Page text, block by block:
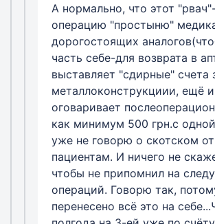
А нормально, что этот
операцию "простыню"
дорогостоящих
часть себе-для возврата в
выставляет "сдирные" счета
металлоконструкциии, ещё и
оговаривает
как минимум 500 грн.с
уже не говорю о скотском
пациентам. И ничего не
чтобы не припомнил на
операций. Говорю так,
перенесено всё это на